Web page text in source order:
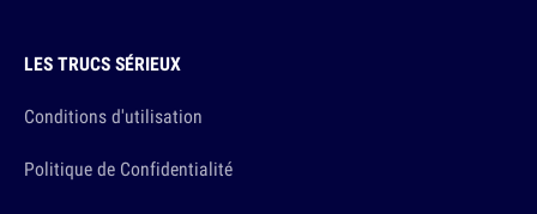
LES TRUCS SÉRIEUX
Conditions d'utilisation
Politique de Confidentialité